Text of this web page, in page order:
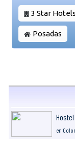
3 Star Hotels
Posadas
en